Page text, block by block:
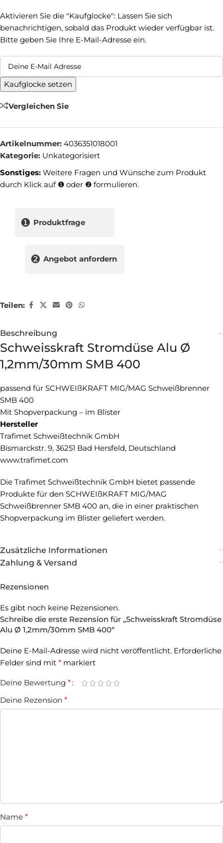
Aktivieren Sie die "Kaufglocke": Lassen Sie sich
benachrichtigen, sobald das Produkt wieder verfügbar ist.
Bitte geben Sie Ihre E-Mail-Adresse ein.
Kaufglocke setzen
Vergleichen Sie
Artikelnummer: 4036351018001
Kategorie: Unkategorisiert
Sonstiges: Weitere Fragen und Wünsche zum Produkt
durch Klick auf ❶ oder ❷ formulieren.
❶ Produktfrage
❷ Angebot anfordern
Teilen:
Beschreibung
Schweisskraft Stromdüse Alu Ø
1,2mm/30mm SMB 400
passend für SCHWEIßKRAFT MIG/MAG Schweißbrenner
SMB 400
Mit Shopverpackung – im Blister
Hersteller
Trafimet Schweißtechnik GmbH
Bismarckstr. 9, 36251 Bad Hersfeld, Deutschland
www.trafimet.com
Die Trafimet Schweißtechnik GmbH bietet passende
Produkte für den SCHWEIßKRAFT MIG/MAG
Schweißbrenner SMB 400 an, die in einer praktischen
Shopverpackung im Blister geliefert werden.
Zusätzliche Informationen
Zahlung & Versand
Rezensionen
Es gibt noch keine Rezensionen.
Schreibe die erste Rezension für „Schweisskraft Stromdüse
Alu Ø 1,2mm/30mm SMB 400“
Deine E-Mail-Adresse wird nicht veröffentlicht. Erforderliche
Felder sind mit * markiert
Deine Bewertung *
Deine Rezension *
Name *